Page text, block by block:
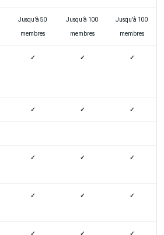
Jusqu'à 50
membres
Jusqu'à 100
membres
Jusqu'à 100
membres
✓ ✓ ✓
✓ ✓ ✓
✓ ✓ ✓
✓ ✓ ✓